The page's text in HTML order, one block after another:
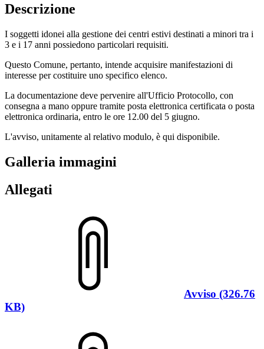
Descrizione
I soggetti idonei alla gestione dei centri estivi destinati a minori tra i
3 e i 17 anni possiedono particolari requisiti.
Questo Comune, pertanto, intende acquisire manifestazioni di
interesse per costituire uno specifico elenco.
La documentazione deve pervenire all'Ufficio Protocollo, con
consegna a mano oppure tramite posta elettronica certificata o posta
elettronica ordinaria, entro le ore 12.00 del 5 giugno.
L'avviso, unitamente al relativo modulo, è qui disponibile.
Galleria immagini
Allegati
Avviso (326.76
KB)